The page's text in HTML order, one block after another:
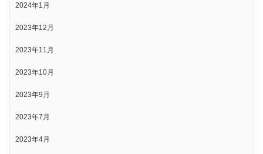
2024年1月
2023年12月
2023年11月
2023年10月
2023年9月
2023年7月
2023年4月